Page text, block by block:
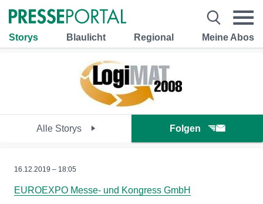
Storys Blaulicht Regional Meine Abos
Alle Storys Folgen
16.12.2019 – 18:05
EUROEXPO Messe- und Kongress GmbH